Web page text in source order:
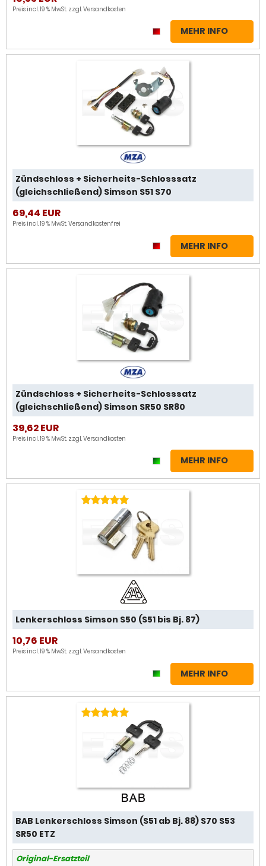
Preis incl. 19 % MwSt. zzgl.Versandkosten
MEHR INFO
Zündschloss + Sicherheits-Schlosssatz
(gleichschließend) Simson S51 S70
69,44 EUR
Preis incl. 19 % MwSt.Versandkostenfrei
MEHR INFO
Zündschloss + Sicherheits-Schlosssatz
(gleichschließend) Simson SR50 SR80
39,62 EUR
Preis incl. 19 % MwSt. zzgl.Versandkosten
MEHR INFO
Lenkerschloss Simson S50 (S51 bis Bj. 87)
10,76 EUR
Preis incl. 19 % MwSt. zzgl.Versandkosten
MEHR INFO
BAB Lenkerschloss Simson (S51 ab Bj. 88) S70 S53
SR50 ETZ
Original-Ersatzteil